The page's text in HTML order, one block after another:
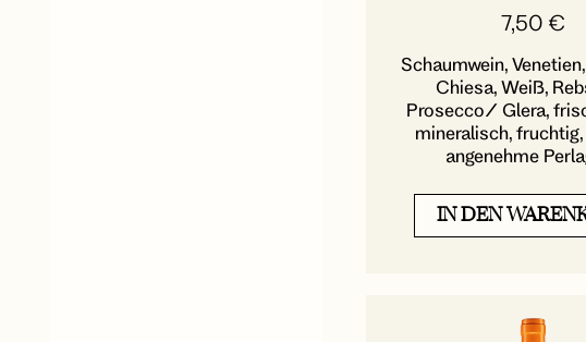
7,50€
Schaumwein,
Chiesa, Weiß,
Prosecco/ Glera,
mineralisch,
angenehme
IN DEN